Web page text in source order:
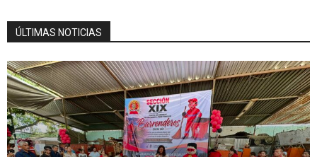
ÚLTIMAS NOTICIAS